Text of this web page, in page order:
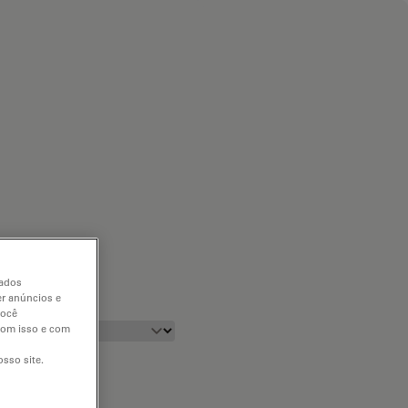
anúncios e
isso e com
site.